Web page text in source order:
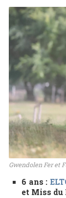
Gwendolen Fer et
6 ans :
et Miss du